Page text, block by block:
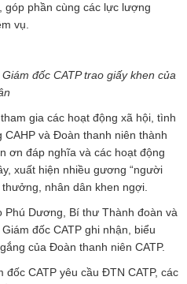
góp phần cùng các lực lượng
vụ.
đốc CATP trao giấy khen của
gia các hoạt động xã hội, tình
và Đoàn thanh niên thành
ơn đáp nghĩa và các hoạt động
xuất hiện nhiều gương “người
nhân dân khen ngợi.
Phú Dương, Bí thư Thành đoàn và
đốc CATP ghi nhận, biểu
của Đoàn thanh niên CATP.
CATP yêu cầu ĐTN CATP, các